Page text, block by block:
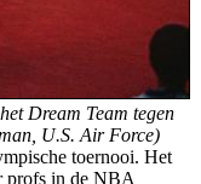
Dream Team tegen
U.S. Air Force)
toernooi. Het
profs in de NBA